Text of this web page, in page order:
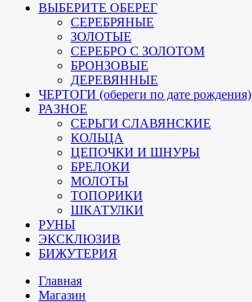
ВЫБЕРИТЕ ОБЕРЕГ
СЕРЕБРЯНЫЕ
ЗОЛОТЫЕ
СЕРЕБРО С ЗОЛОТОМ
БРОНЗОВЫЕ
ДЕРЕВЯННЫЕ
ЧЕРТОГИ (обереги по дате рождения)
РАЗНОЕ
СЕРЬГИ СЛАВЯНСКИЕ
КОЛЬЦА
ЦЕПОЧКИ И ШНУРЫ
БРЕЛОКИ
МОЛОТЫ
ТОПОРИКИ
ШКАТУЛКИ
РУНЫ
ЭКСКЛЮЗИВ
БИЖУТЕРИЯ
Главная
Магазин